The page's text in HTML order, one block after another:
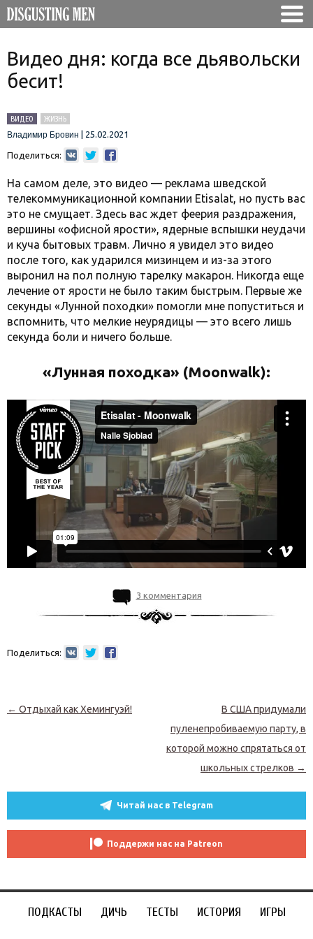
Видео дня: когда все дьявольски
бесит!
ВИДЕО
ЖИЗНЬ
Владимир Бровин
25.02.2021
Поделиться:
На самом деле, это видео — реклама шведской
телекоммуникационной компании Etisalat, но пусть вас
это не смущает. Здесь вас ждет феерия раздражения,
вершины «офисной ярости», ядерные вспышки неудачи
и куча бытовых травм. Лично я увидел это видео
после того, как ударился мизинцем и из-за этого
выронил на пол полную тарелку макарон. Никогда еще
лечение от ярости не было таким быстрым. Первые же
секунды «Лунной походки» помогли мне попуститься и
вспомнить, что мелкие неурядицы — это всего лишь
секунда боли и ничего больше.
«Лунная походка» (Moonwalk):
3 комментария
Поделиться:
Навигация по записям
← Отдыхай как Хемингуэй!
В США придумали
пуленепробиваемую парту, в
которой можно спрятаться от
школьных стрелков →
Читай нас в Telegram
Поддержи нас на Patreon
ПОДКАСТЫ ДИЧЬ ТЕСТЫ ИСТОРИЯ ИГРЫ